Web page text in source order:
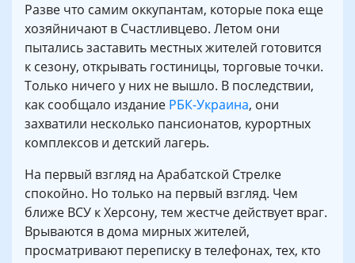
Разве что самим оккупантам, которые пока еще
хозяйничают в Счастливцево. Летом они
пытались заставить местных жителей готовится
к сезону, открывать гостиницы, торговые точки.
Только ничего у них не вышло. В последствии,
как сообщало издание РБК-Украина, они
захватили несколько пансионатов, курортных
комплексов и детский лагерь.
На первый взгляд на Арабатской Стрелке
спокойно. Но только на первый взгляд. Чем
ближе ВСУ к Херсону, тем жестче действует враг.
Врываются в дома мирных жителей,
просматривают переписку в телефонах, тех, кто